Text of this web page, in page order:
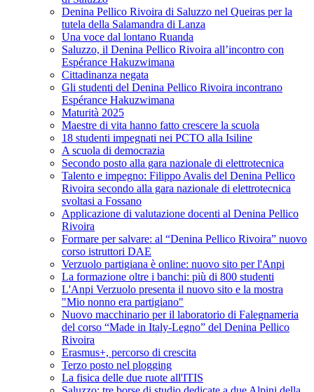
Denina Pellico Rivoira di Saluzzo nel Queiras per la
tutela della Salamandra di Lanza
Una voce dal lontano Ruanda
Saluzzo, il Denina Pellico Rivoira all’incontro con
Espérance Hakuzwimana
Cittadinanza negata
Gli studenti del Denina Pellico Rivoira incontrano
Espérance Hakuzwimana
Maturità 2025
Maestre di vita hanno fatto crescere la scuola
18 studenti impegnati nei PCTO alla Isiline
A scuola di democrazia
Secondo posto alla gara nazionale di elettrotecnica
Talento e impegno: Filippo Avalis del Denina Pellico
Rivoira secondo alla gara nazionale di elettrotecnica
svoltasi a Fossano
Applicazione di valutazione docenti al Denina Pellico
Rivoira
Formare per salvare: al “Denina Pellico Rivoira” nuovo
corso istruttori DAE
Verzuolo partigiana è online: nuovo sito per l'Anpi
La formazione oltre i banchi: più di 800 studenti
L'Anpi Verzuolo presenta il nuovo sito e la mostra
"Mio nonno era partigiano"
Nuovo macchinario per il laboratorio di Falegnameria
del corso “Made in Italy-Legno” del Denina Pellico
Rivoira
Erasmus+, percorso di crescita
Terzo posto nel plogging
La fisica delle due ruote all'ITIS